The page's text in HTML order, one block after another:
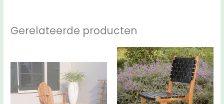
Gerelateerde producten